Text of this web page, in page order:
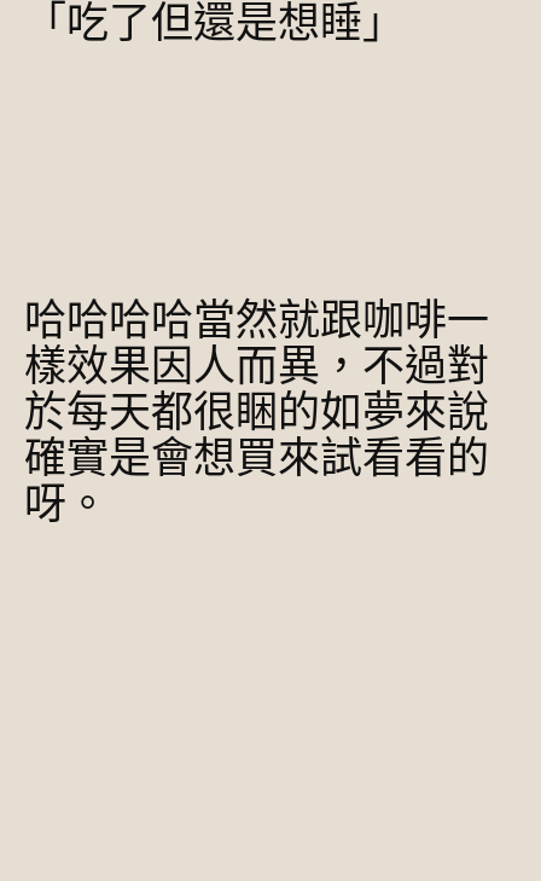
「吃了但還是想睡」
哈哈哈哈當然就跟咖啡一
樣效果因人而異，不過對
於每天都很睏的如夢來說
確實是會想買來試看看的
呀。